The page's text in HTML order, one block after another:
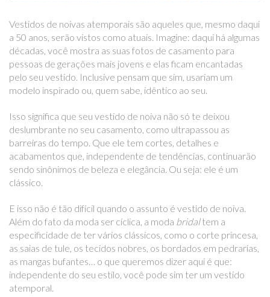
Vestidos de noivas atemporais são aqueles que, mesmo daqui
a 50 anos, serão vistos como atuais. Imagine: daqui há algumas
décadas, você mostra as suas fotos de casamento para
pessoas de gerações mais jovens e elas ficam encantadas
pelo seu vestido. Inclusive pensam que sim, usariam um
modelo inspirado ou, quem sabe, idêntico ao seu.
Isso significa que seu vestido de noiva não só te deixou
deslumbrante no seu casamento, como ultrapassou as
barreiras do tempo. Que ele tem cortes, detalhes e
acabamentos que, independente de tendências, continuarão
sendo sinônimos de beleza e elegância. Ou seja: ele é um
clássico.
E isso não é tão difícil quando o assunto é vestido de noiva.
Além do fato da moda ser cíclica, a moda bridaltem a
especificidade de ter vários clássicos, como o corte princesa,
as saias de tule, os tecidos nobres, os bordados em pedrarias,
as mangas bufantes… o que queremos dizer aqui é que:
independente do seu estilo, você pode sim ter um vestido
atemporal.